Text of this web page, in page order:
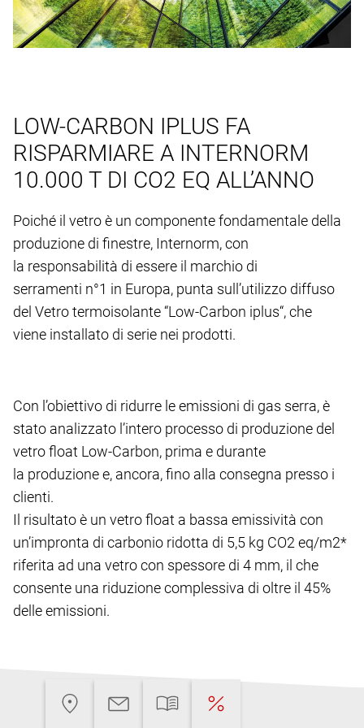
LOW-CARBON IPLUS FA
RISPARMIARE A INTERNORM
10.000 T DI CO2 EQ ALL’ANNO
Poiché il vetro è un componente fondamentale della
produzione di finestre, Internorm, con
la responsabilità di essere il marchio di
serramenti n°1 in Europa, punta sull’utilizzo diffuso
del Vetro termoisolante “Low-Carbon iplus“, che
viene installato di serie nei prodotti.
Con l’obiettivo di ridurre le emissioni di gas serra, è
stato analizzato l’intero processo di produzione del
vetro float Low-Carbon, prima e durante
la produzione e, ancora, fino alla consegna presso i
clienti.
Il risultato è un vetro float a bassa emissività con
un’impronta di carbonio ridotta di 5,5 kg CO2 eq/m2*
riferita ad una vetro con spessore di 4 mm, il che
consente una riduzione complessiva di oltre il 45%
delle emissioni.